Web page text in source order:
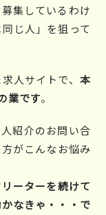
集しているわけ
じ人」を狙って
人サイトで、 本
業です。
紹介のお問い合
がこんなお悩み
ーターを続けて
なきゃ・・・で